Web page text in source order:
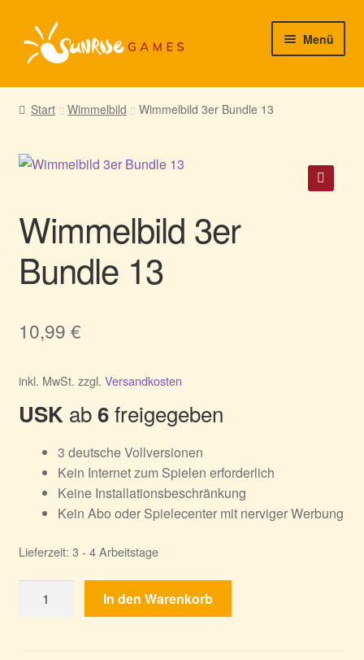
Zur
Navigation
Zum
Inhalt
Menü
► Startseite
► Support/Hilfe
► Mein Konto
Start Wimmelbild Wimmelbild 3er Bundle 13
Wimmelbild 3er
Bundle 13
10,99 €
inkl. MwSt. zzgl. Versandkosten
USK ab6freigegeben
3 deutsche Vollversionen
Kein Internet zum Spielen erforderlich
Keine Installationsbeschränkung
Kein Abo oder Spielecenter mit nerviger Werbung
Lieferzeit: 3 - 4 Arbeitstage
In den Warenkorb